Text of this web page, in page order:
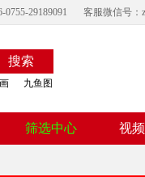
0755-29189091 客服微信号：
搜索
九鱼图
筛选中心 视频